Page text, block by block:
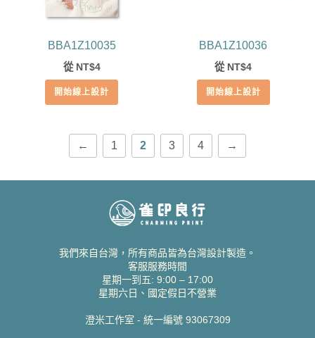
BBA1Z10035
從 NT$4
開始線上設計
BBA1Z10036
從 NT$4
開始線上設計
← 1 2 3 4 →
我們來自台灣，所有商品皆為台灣設計製造。
客服服務時間
星期一到五: 9:00 – 17:00
星期六日、國定假日不營業
澄米工作室 - 統一編號 93067309